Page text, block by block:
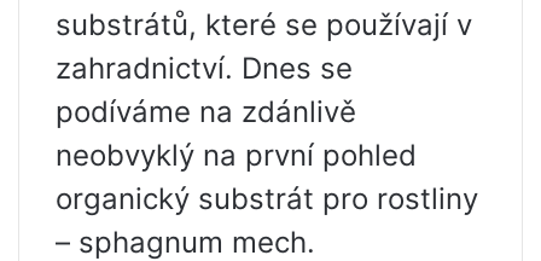
substrátů, které se používají v
zahradnictví. Dnes se
podíváme na zdánlivě
neobvyklý na první pohled
organický substrát pro rostliny
– sphagnum mech.